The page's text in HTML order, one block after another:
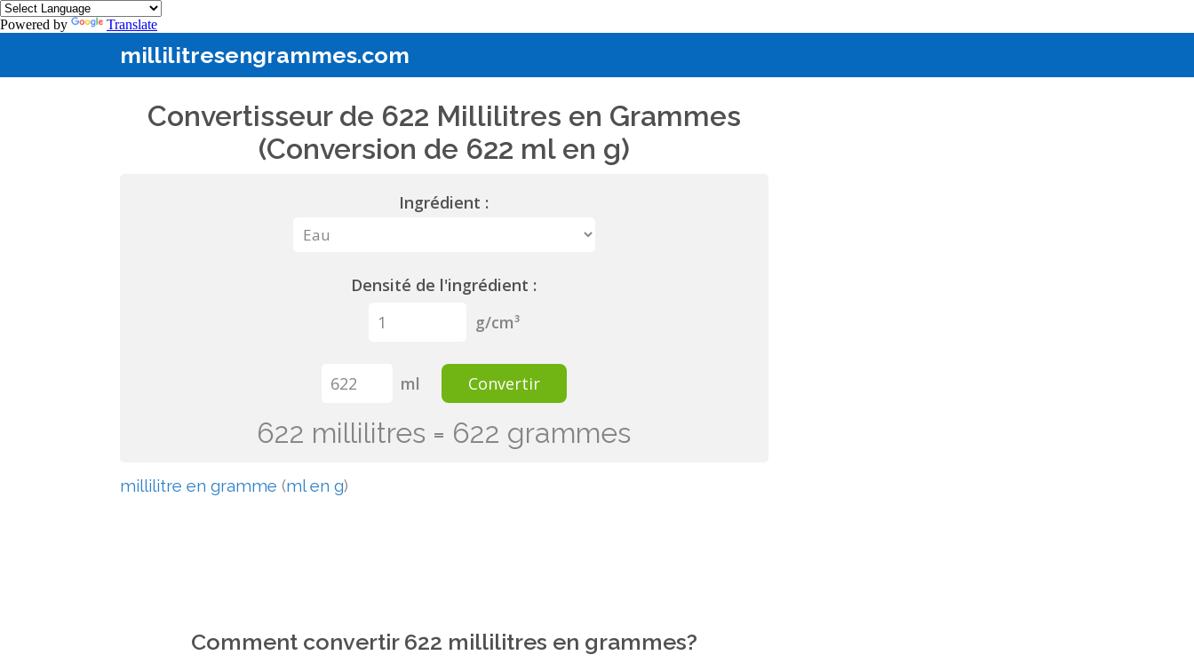
Powered by Translate
millilitresengrammes.com
Convertisseur de 622 Millilitres en Grammes
(Conversion de 622 ml en g)
Ingrédient :
Densité de l'ingrédient :
g/cm³
ml Convertir
622 millilitres = 622 grammes
millilitre en gramme (ml en g)
Comment convertir 622 millilitres en grammes?